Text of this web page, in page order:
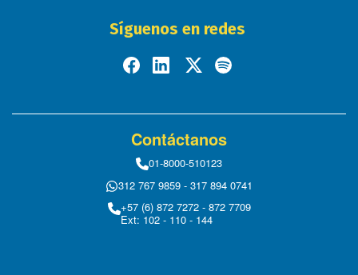
Síguenos en redes
Contáctanos
01-8000-510123
312 767 9859 - 317 894 0741
+57 (6) 872 7272 - 872 7709
Ext: 102 - 110 - 144